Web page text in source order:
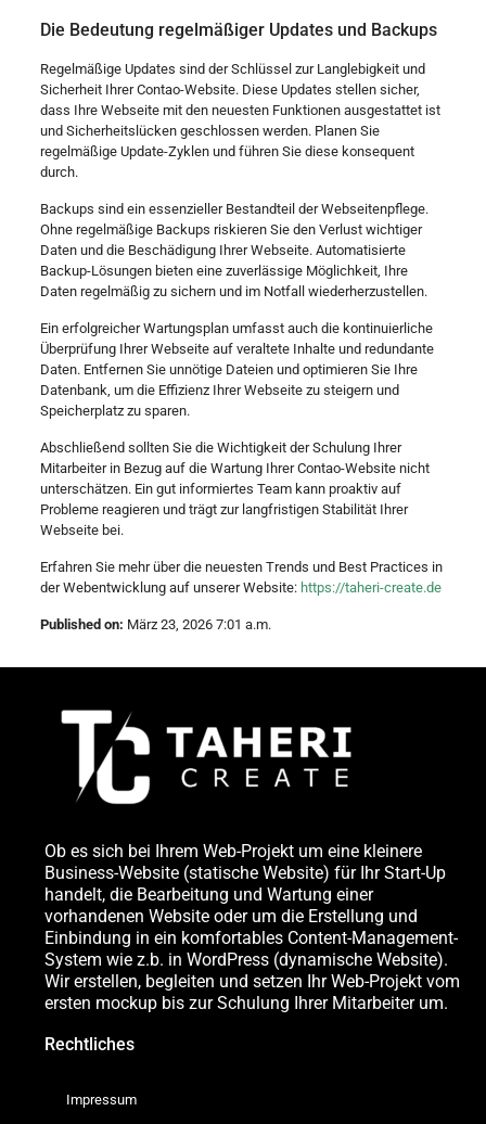
Die Bedeutung regelmäßiger Updates und Backups
Regelmäßige Updates sind der Schlüssel zur Langlebigkeit und
Sicherheit Ihrer Contao-Website. Diese Updates stellen sicher,
dass Ihre Webseite mit den neuesten Funktionen ausgestattet ist
und Sicherheitslücken geschlossen werden. Planen Sie
regelmäßige Update-Zyklen und führen Sie diese konsequent
durch.
Backups sind ein essenzieller Bestandteil der Webseitenpflege.
Ohne regelmäßige Backups riskieren Sie den Verlust wichtiger
Daten und die Beschädigung Ihrer Webseite. Automatisierte
Backup-Lösungen bieten eine zuverlässige Möglichkeit, Ihre
Daten regelmäßig zu sichern und im Notfall wiederherzustellen.
Ein erfolgreicher Wartungsplan umfasst auch die kontinuierliche
Überprüfung Ihrer Webseite auf veraltete Inhalte und redundante
Daten. Entfernen Sie unnötige Dateien und optimieren Sie Ihre
Datenbank, um die Effizienz Ihrer Webseite zu steigern und
Speicherplatz zu sparen.
Abschließend sollten Sie die Wichtigkeit der Schulung Ihrer
Mitarbeiter in Bezug auf die Wartung Ihrer Contao-Website nicht
unterschätzen. Ein gut informiertes Team kann proaktiv auf
Probleme reagieren und trägt zur langfristigen Stabilität Ihrer
Webseite bei.
Erfahren Sie mehr über die neuesten Trends und Best Practices in
der Webentwicklung auf unserer Website: https://taheri-create.de
Published on: März 23, 2026 7:01 a.m.
Ob es sich bei Ihrem Web-Projekt um eine kleinere
Business-Website (statische Website) für Ihr Start-Up
handelt, die Bearbeitung und Wartung einer
vorhandenen Website oder um die Erstellung und
Einbindung in ein komfortables Content-Management-
System wie z.b. in WordPress (dynamische Website).
Wir erstellen, begleiten und setzen Ihr Web-Projekt vom
ersten mockup bis zur Schulung Ihrer Mitarbeiter um.
Rechtliches
Impressum